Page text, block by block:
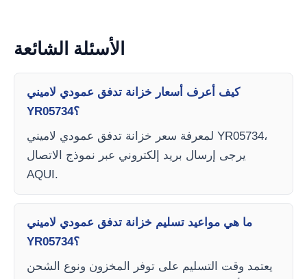
الأسئلة الشائعة
كيف أعرف أسعار خزانة تدفق عمودي لاميني
YR05734؟
لمعرفة سعر خزانة تدفق عمودي لاميني YR05734،
يرجى إرسال بريد إلكتروني عبر نموذج الاتصال
AQUI.
ما هي مواعيد تسليم خزانة تدفق عمودي لاميني
YR05734؟
يعتمد وقت التسليم على توفر المخزون ونوع الشحن